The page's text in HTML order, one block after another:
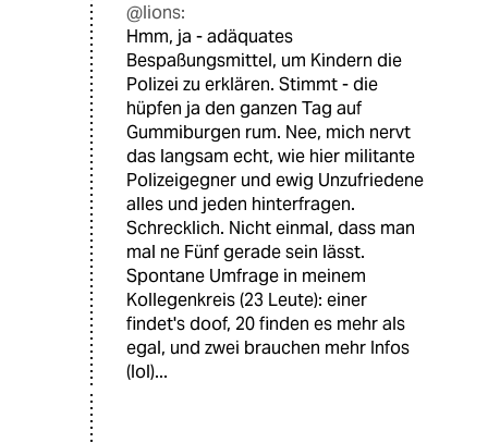
@lions:
Hmm, ja - adäquates
Bespaßungsmittel, um Kindern die
Polizei zu erklären. Stimmt - die
hüpfen ja den ganzen Tag auf
Gummiburgen rum. Nee, mich nervt
das langsam echt, wie hier militante
Polizeigegner und ewig Unzufriedene
alles und jeden hinterfragen.
Schrecklich. Nicht einmal, dass man
mal ne Fünf gerade sein lässt.
Spontane Umfrage in meinem
Kollegenkreis (23 Leute): einer
findet's doof, 20 finden es mehr als
egal, und zwei brauchen mehr Infos
(lol)...